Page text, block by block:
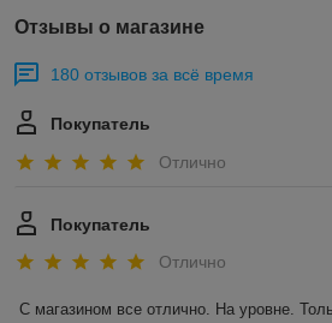
Отзывы о магазине
180 отзывов за всё время
Покупатель
Отлично
Покупатель
Отлично
С магазином все отлично. На уровне.